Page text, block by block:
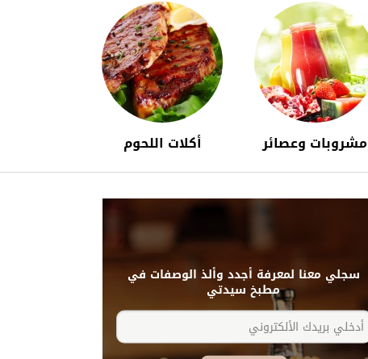
مشروبات وعصائر أكلات اللحوم
سجلي معنا لمعرفة أجدد وألذ الوصفات في
مطبخ سيدتي